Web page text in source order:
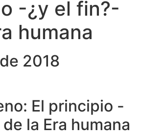
-¿y el fin?-
humana
2018
El principio -
la Era humana